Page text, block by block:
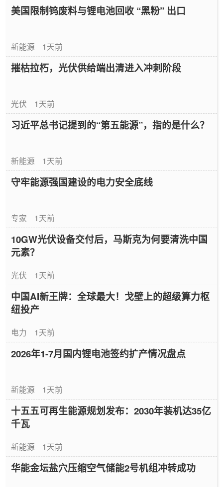
美国限制钨废料与锂电池回收 “黑粉” 出口
新能源 1天前
摧枯拉朽，光伏供给端出清进入冲刺阶段
光伏 1天前
习近平总书记提到的“第五能源”，指的是什么？
新能源 1天前
守牢能源强国建设的电力安全底线
专家 1天前
10GW光伏设备交付后，马斯克为何要清洗中国
元素？
光伏 1天前
中国AI新王牌：全球最大！戈壁上的超级算力枢
纽投产
电力 1天前
2026年1-7月国内锂电池签约扩产情况盘点
新能源 1天前
十五五可再生能源规划发布：2030年装机达35亿
千瓦
新能源 1天前
华能金坛盐穴压缩空气储能2号机组冲转成功